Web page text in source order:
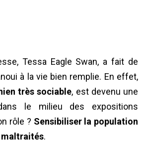
Tessa Eagle Swan, a fait de
à la vie bien remplie. En effet,
très sociable, est devenu une
le milieu des expositions
rôle ? Sensibiliser la population
maltraités.